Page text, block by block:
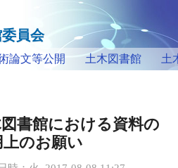
員会
論文等公開 土木図書館 土
書館における資料の
のお願い